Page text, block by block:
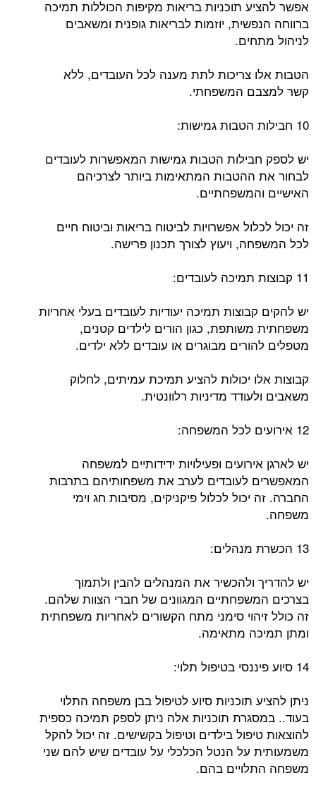
אפשר להציע תוכניות בריאות מקיפות הכוללות תמיכה
ברווחה הנפשית, יוזמות לבריאות גופנית ומשאבים
לניהול מתחים.
הטבות אלו צריכות לתת מענה לכל העובדים, ללא
קשר למצבם המשפחתי.
10 חבילות הטבות גמישות:
יש לספק חבילות הטבות גמישות המאפשרות לעובדים
לבחור את ההטבות המתאימות ביותר לצרכיהם
האישיים והמשפחתיים.
זה יכול לכלול אפשרויות לביטוח בריאות וביטוח חיים
לכל המשפחה, ויעוץ לצורך תכנון פרישה.
11 קבוצות תמיכה לעובדים:
יש להקים קבוצות תמיכה יעודיות לעובדים בעלי אחריות
משפחתית משותפת, כגון הורים לילדים קטנים,
מטפלים להורים מבוגרים או עובדים ללא ילדים.
קבוצות אלו יכולות להציע תמיכת עמיתים, לחלוק
משאבים ולעודד מדיניות רלוונטית.
12 אירועים לכל המשפחה:
יש לארגן אירועים ופעילויות ידידותיים למשפחה
המאפשרים לעובדים לערב את משפחותיהם בתרבות
החברה. זה יכול לכלול פיקניקים, מסיבות חג וימי
משפחה.
13 הכשרת מנהלים:
יש להדריך ולהכשיר את המנהלים להבין ולתמוך
בצרכים המשפחתיים המגוונים של חברי הצוות שלהם.
זה כולל זיהוי סימני מתח הקשורים לאחריות משפחתית
ומתן תמיכה מתאימה.
14 סיוע פיננסי בטיפול תלוי:
ניתן להציע תוכניות סיוע לטיפול בבן משפחה התלוי
בעוד.. במסגרת תוכניות אלה ניתן לספק תמיכה כספית
להוצאות טיפול בילדים וטיפול בקשישים. זה יכול להקל
משמעותית על הנטל הכלכלי על עובדים שיש להם שני
משפחה התלויים בהם.